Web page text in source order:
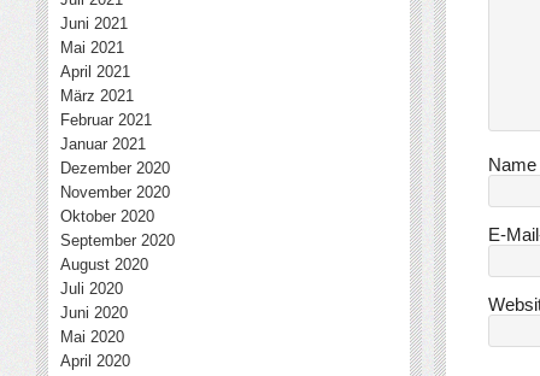
Name
E-
Juni 2021
Mai 2021
April 2021
März 2021
Februar 2021
Januar 2021
Dezember 2020
November 2020
Oktober 2020
September 2020
August 2020
Juli 2020
Juni 2020
Mai 2020
April 2020